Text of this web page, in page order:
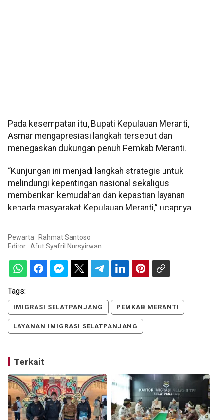
Pada kesempatan itu, Bupati Kepulauan Meranti,
Asmar mengapresiasi langkah tersebut dan
menegaskan dukungan penuh Pemkab Meranti.
“Kunjungan ini menjadi langkah strategis untuk
melindungi kepentingan nasional sekaligus
memberikan kemudahan dan kepastian layanan
kepada masyarakat Kepulauan Meranti,” ucapnya.
Pewarta : Rahmat Santoso
Editor : Afut Syafril Nursyirwan
Tags:
IMIGRASI SELATPANJANG PEMKAB MERANTI
LAYANAN IMIGRASI SELATPANJANG
Terkait